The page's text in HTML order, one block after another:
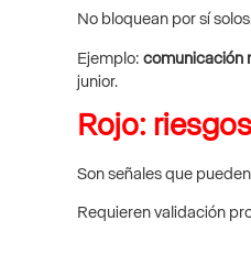
No bloquean por sí
Ejemplo: comunicación
junior.
Rojo:
Son señales que
Requieren validación